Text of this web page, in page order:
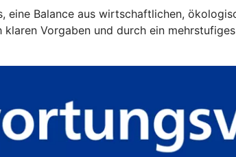
eine Balance aus wirtschaftlichen,
Vorgaben und durch ein